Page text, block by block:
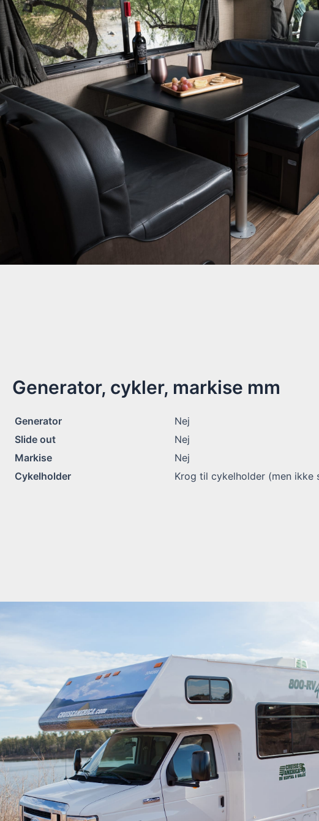
Generator, cykler, markise mm
Generator
Nej
Slide out
Nej
Markise
Nej
Cykelholder
Krog til cykelholder (men ikke